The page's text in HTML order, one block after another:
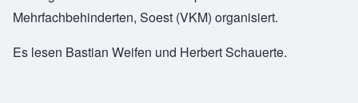
Mehrfachbehinderten, Soest (VKM) organisiert.
Es lesen Bastian Weifen und Herbert Schauerte.